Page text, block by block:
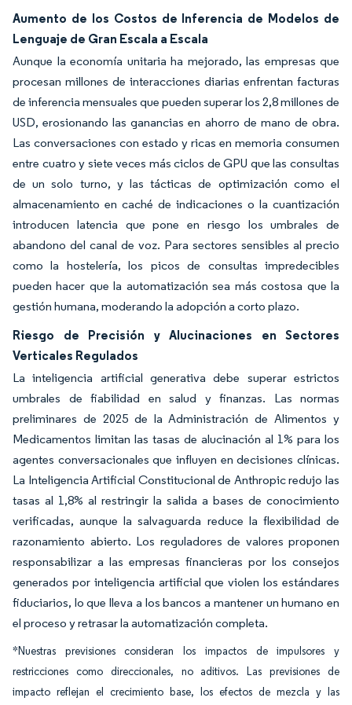
Aumento de los Costos de Inferencia de Modelos de
Lenguaje de Gran Escala a Escala
Aunque la economía unitaria ha mejorado, las empresas que
procesan millones de interacciones diarias enfrentan facturas
de inferencia mensuales que pueden superar los 2,8 millones de
USD, erosionando las ganancias en ahorro de mano de obra.
Las conversaciones con estado y ricas en memoria consumen
entre cuatro y siete veces más ciclos de GPU que las consultas
de un solo turno, y las tácticas de optimización como el
almacenamiento en caché de indicaciones o la cuantización
introducen latencia que pone en riesgo los umbrales de
abandono del canal de voz. Para sectores sensibles al precio
como la hostelería, los picos de consultas impredecibles
pueden hacer que la automatización sea más costosa que la
gestión humana, moderando la adopción a corto plazo.
Riesgo de Precisión y Alucinaciones en Sectores
Verticales Regulados
La inteligencia artificial generativa debe superar estrictos
umbrales de fiabilidad en salud y finanzas. Las normas
preliminares de 2025 de la Administración de Alimentos y
Medicamentos limitan las tasas de alucinación al 1% para los
agentes conversacionales que influyen en decisiones clínicas.
La Inteligencia Artificial Constitucional de Anthropic redujo las
tasas al 1,8% al restringir la salida a bases de conocimiento
verificadas, aunque la salvaguarda reduce la flexibilidad de
razonamiento abierto. Los reguladores de valores proponen
responsabilizar a las empresas financieras por los consejos
generados por inteligencia artificial que violen los estándares
fiduciarios, lo que lleva a los bancos a mantener un humano en
el proceso y retrasar la automatización completa.
*Nuestras previsiones consideran los impactos de impulsores y
restricciones como direccionales, no aditivos. Las previsiones de
impacto reflejan el crecimiento base, los efectos de mezcla y las